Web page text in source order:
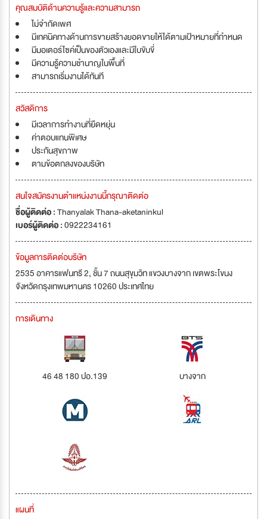
คุณสมบัติด้านความรู้และความสามารถ
ไม่จำกัดเพศ
มีเทคนิคทางด้านการขายสร้างยอดขายให้ได้ตามเป้าหมายที่กำหนด
มีมอเตอร์ไซค์เป็นของตัวเองและมีใบขับขี่
มีความรู้ความชำนาญในพื้นที่
สามารถเริ่มงานได้ทันที
สวัสดิการ
มีเวลาการทำงานที่ยืดหยุ่น
ค่าตอบแทนพิเศษ
ประกันสุขภาพ
ตามข้อตกลงของบริษัท
สนใจสมัครงานตำแหน่งงานนี้กรุณาติดต่อ
ชื่อผู้ติดต่อ :Thanyalak Thana-aketaninkul
เบอร์ผู้ติดต่อ :0922234161
ข้อมูลการติดต่อบริษัท
2535 อาคารแฟนทรี 2, ชั้น 7 ถนนสุขุมวิท แขวงบางจาก เขตพระโขนง
จังหวัดกรุงเทพมหานคร 10260 ประเทศไทย
การเดินทาง
46 48 180 ปอ.139 บางจาก
แผนที่